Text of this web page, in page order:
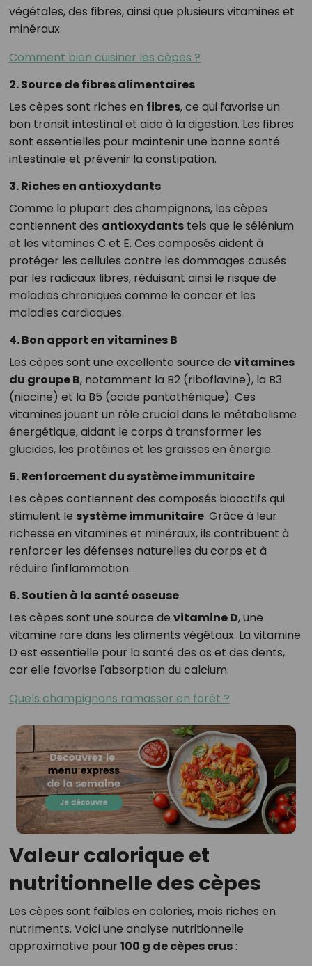
végétales, des fibres, ainsi que plusieurs vitamines et
minéraux.
Comment bien cuisiner les cèpes ?
2. Source de fibres alimentaires
Les cèpes sont riches en fibres, ce qui favorise un
bon transit intestinal et aide à la digestion. Les fibres
sont essentielles pour maintenir une bonne santé
intestinale et prévenir la constipation.
3. Riches en antioxydants
Comme la plupart des champignons, les cèpes
contiennent des antioxydantstels que le sélénium
et les vitamines C et E. Ces composés aident à
protéger les cellules contre les dommages causés
par les radicaux libres, réduisant ainsi le risque de
maladies chroniques comme le cancer et les
maladies cardiaques.
4. Bon apport en vitamines B
Les cèpes sont une excellente source de vitamines
du groupe B, notamment la B2 (riboflavine), la B3
(niacine) et la B5 (acide pantothénique). Ces
vitamines jouent un rôle crucial dans le métabolisme
énergétique, aidant le corps à transformer les
glucides, les protéines et les graisses en énergie.
5. Renforcement du système immunitaire
Les cèpes contiennent des composés bioactifs qui
stimulent le système immunitaire. Grâce à leur
richesse en vitamines et minéraux, ils contribuent à
renforcer les défenses naturelles du corps et à
réduire l'inflammation.
6. Soutien à la santé osseuse
Les cèpes sont une source de vitamine D, une
vitamine rare dans les aliments végétaux. La vitamine
D est essentielle pour la santé des os et des dents,
car elle favorise l'absorption du calcium.
Quels champignons ramasser en forêt ?
Valeur calorique et
nutritionnelle des cèpes
Les cèpes sont faibles en calories, mais riches en
nutriments. Voici une analyse nutritionnelle
approximative pour 100 g de cèpes crus: